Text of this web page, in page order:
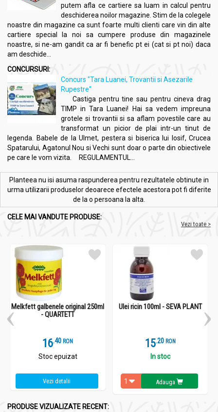
putem afla ce cartiere sa luam in calcul pentru
deschiderea noilor magazine. Stim de la colegele
noastre din magazine ca sunt foarte multi clienti care vin din alte
cartiere special la noi sa cumpere produse din magazinele
noastre, si ne-am gandit ca ar fi benefic pt ei (cat si pt noi) daca
am deschide...
CONCURSURI:
Concurs "Tara Luanei, Trovantii si Asezarile
Rupestre"
Castiga pentru tine sau pentru cineva drag
TIMP in Tara Luanei! Hai sa vedem impreuna
grotele si trovantii si sa aflam povestile care au
transformat un picior de plai intr-un tinut de
legenda. Babele de la Ulmet, pestera si biserica lui Iosif, Crucea
Spatarului, Agatonul Nou si Vechi sunt doar o parte din obiectivele
pe care le vom vizita. REGULAMENTUL...
Planteea nu isi asuma raspunderea pentru rezultatele obtinute in
urma utilizarii produselor deoarece efectele acestora pot fi diferite
de la o persoana la alta.
CELE MAI VANDUTE PRODUSE:
Vezi toate >
Melkfett galbenele original 250ml
- QUARTETT
16.4 RON
Stoc epuizat
Vezi detalii
Ulei ricin 100ml - SEVA PLANT
15.2 RON
In stoc
Adauga
PRODUSE VIZUALIZATE RECENT: